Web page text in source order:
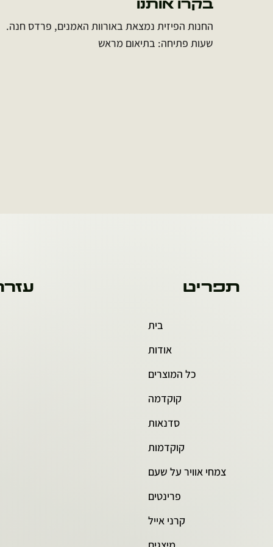
בקרו אותנו
החנות הפיזית נמצאת באורוות האמנים, פרדס חנה.
שעות פתיחה: בתיאום מראש
תפריט
בית
אודות
כל המוצרים
קוקדמה
סדנאות
קוקדמות
צמחי אוויר על שעם
פרינטים
קרני אייל